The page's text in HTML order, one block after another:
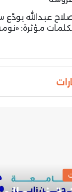
عبدالله يودّع
مؤثرة: